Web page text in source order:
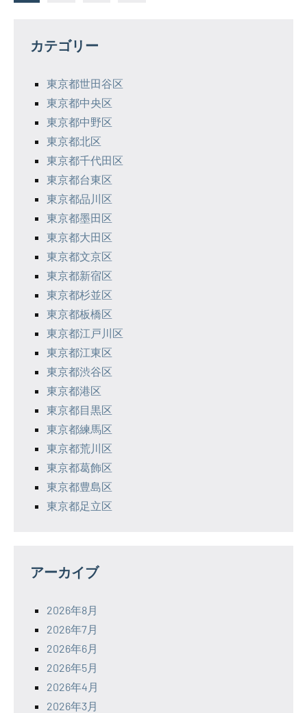
のカテゴリー
東京都世田谷区
東京都中央区
東京都中野区
東京都北区
東京都千代田区
東京都台東区
東京都品川区
東京都墨田区
東京都大田区
東京都文京区
東京都新宿区
東京都杉並区
東京都板橋区
東京都江戸川区
東京都江東区
東京都渋谷区
東京都港区
東京都目黒区
東京都練馬区
東京都荒川区
東京都葛飾区
東京都豊島区
東京都足立区
アーカイブ
2026年8月
2026年7月
2026年6月
2026年5月
2026年4月
2026年3月